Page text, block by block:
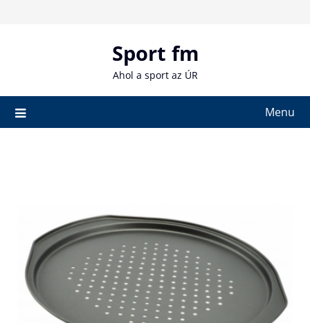
Sport fm
Ahol a sport az ÚR
Menu